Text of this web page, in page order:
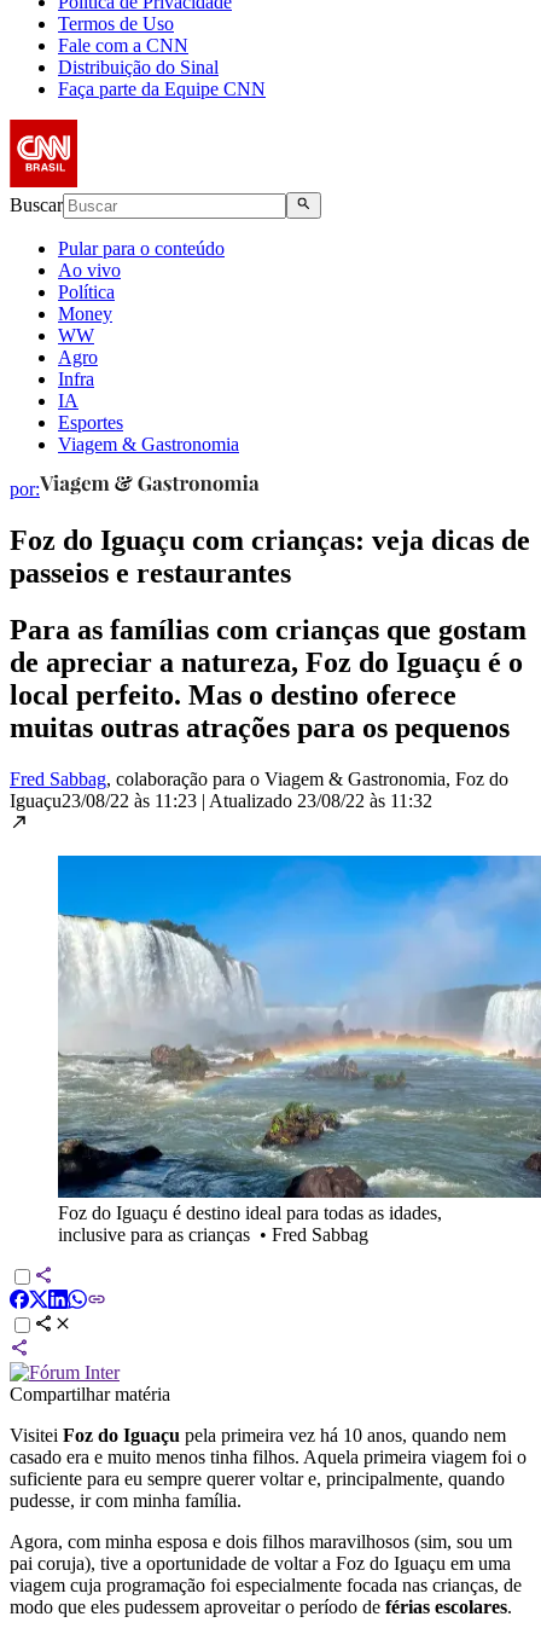
Termos de Uso
Fale com a CNN
Distribuição do Sinal
Faça parte da Equipe CNN
Buscar
Pular para o conteúdo
Ao vivo
Política
Money
WW
Agro
Infra
IA
Esportes
Viagem & Gastronomia
por:
Foz do Iguaçu com crianças: veja dicas de
passeios e restaurantes
Para as famílias com crianças que gostam
de apreciar a natureza, Foz do Iguaçu é o
local perfeito. Mas o destino oferece
muitas outras atrações para os pequenos
Fred Sabbag, colaboração para o Viagem & Gastronomia, Foz do
Iguaçu23/08/22 às 11:23 | Atualizado 23/08/22 às 11:32
Foz do Iguaçu é destino ideal para todas as idades,
inclusive para as crianças • Fred Sabbag
Compartilhar matéria
Visitei Foz do Iguaçu pela primeira vez há 10 anos, quando nem
casado era e muito menos tinha filhos. Aquela primeira viagem foi o
suficiente para eu sempre querer voltar e, principalmente, quando
pudesse, ir com minha família.
Agora, com minha esposa e dois filhos maravilhosos (sim, sou um
pai coruja), tive a oportunidade de voltar a Foz do Iguaçu em uma
viagem cuja programação foi especialmente focada nas crianças, de
modo que eles pudessem aproveitar o período de férias escolares.